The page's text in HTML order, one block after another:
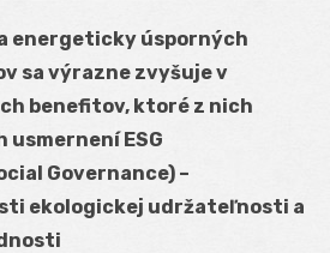
energeticky úsporných
sa výrazne zvyšuje v
benefitov, ktoré z nich
ESG
Governance) –
ekologickej udržateľnosti a